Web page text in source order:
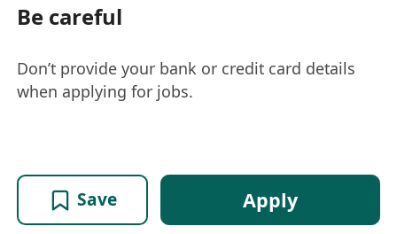
Be careful
Don’t provide your bank or credit card details
when applying for jobs.
Save Apply